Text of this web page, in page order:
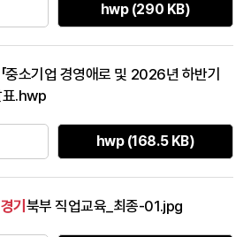
hwp (290 KB)
중소기업 경영애로 및 2026년 하반기
표.hwp
hwp (168.5 KB)
경기 북부 직업교육_최종-01.jpg